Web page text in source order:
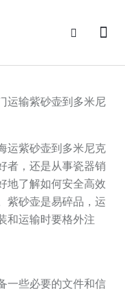
运输紫砂壶到多米尼
运紫砂壶到多米尼克
者，还是从事瓷器销
地了解如何安全高效
紫砂壶是易碎品，运
和运输时要格外注
一些必要的文件和信